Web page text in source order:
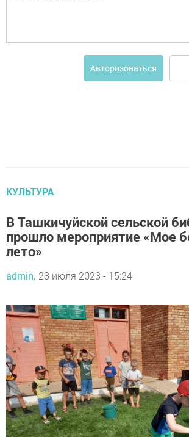
Авторизоваться
КУЛЬТУРА
В Ташкичуйской сельской
прошло мероприятие «Мое
лето»
admin, 28 июля 2023 - 15:24